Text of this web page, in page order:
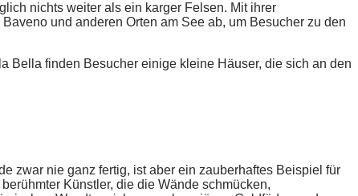
nichts weiter als ein karger Felsen. Mit ihrer
und anderen Orten am See ab, um Besucher zu den
Bella finden Besucher einige kleine Häuser, die sich an den
zwar nie ganz fertig, ist aber ein zauberhaftes Beispiel für
Künstler, die die Wände schmücken,